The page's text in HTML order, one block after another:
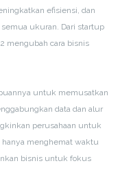
efisiensi, dan
ukuran. Dari startup
mengubah cara bisnis
untuk memusatkan
data dan alur
perusahaan untuk
menghemat waktu
bisnis untuk fokus